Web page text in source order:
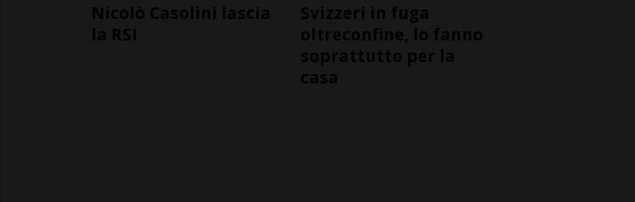
Nicolò Casolini lascia
la RSI
Svizzeri in fuga
oltreconfine, lo fanno
soprattutto per la
casa